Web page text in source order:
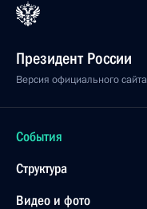
Президент России
Версия официального
События
Структура
Видео и фото